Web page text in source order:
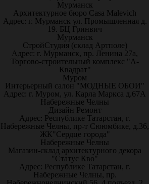
Мурманск
Архитектурное бюро Casa Malevich
Адрес: г. Мурманск ул. Промышленная д.
19. БЦ Гринвич
Мурманск
СтройСтудия (склад Артполе)
Адрес: г. Мурманск, пр. Ленина 27а,
Торгово-строительный комплекс "А-
Квадрат"
Муром
Интерьерный салон "МОДНЫЕ ОБОИ"
Адрес: г. Муром, ул. Карла Маркса д.67А
Набережные Челны
Дизайн Ремонт
Адрес: Республике Татарстан, г.
Набережные Челны, пр-т Сююмбике, д.36,
ЖК"Сердце города"
Набережные Челны
Магазин-склад архитектурного декора
"Статус Кво"
Адрес: Республике Татарстан, г.
Набережные Челны, пр.